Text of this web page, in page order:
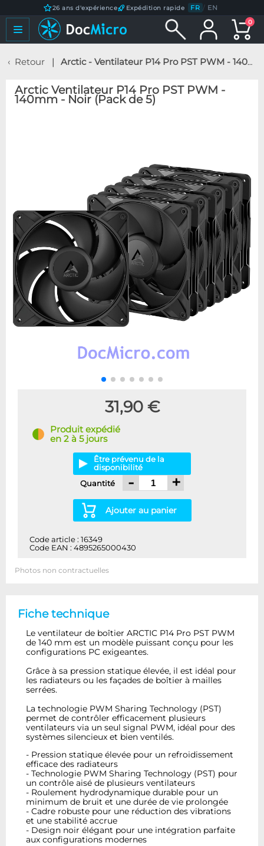
26 ans d'expérience Expédition rapide FR / EN
0
Retour Arctic - Ventilateur P14 Pro PST PWM - 140mm - Noir (Pack de 5)
Arctic Ventilateur P14 Pro PST PWM -
140mm - Noir (Pack de 5)
31,90 €
Produit expédié
en 2 à 5 jours
Être prévenu de la
disponibilité
Quantité
- +
Ajouter au panier
Code article : 16349
Code EAN : 4895265000430
Photos non contractuelles
Fiche technique
Le ventilateur de boîtier ARCTIC P14 Pro PST PWM
de 140 mm est un modèle puissant conçu pour les
configurations PC exigeantes.
Grâce à sa pression statique élevée, il est idéal pour
les radiateurs ou les façades de boîtier à mailles
serrées.
La technologie PWM Sharing Technology (PST)
permet de contrôler efficacement plusieurs
ventilateurs via un seul signal PWM, idéal pour des
systèmes silencieux et bien ventilés.
- Pression statique élevée pour un refroidissement
efficace des radiateurs
- Technologie PWM Sharing Technology (PST) pour
un contrôle aisé de plusieurs ventilateurs
- Roulement hydrodynamique durable pour un
minimum de bruit et une durée de vie prolongée
- Cadre robuste pour une réduction des vibrations
et une stabilité accrue
- Design noir élégant pour une intégration parfaite
aux configurations modernes